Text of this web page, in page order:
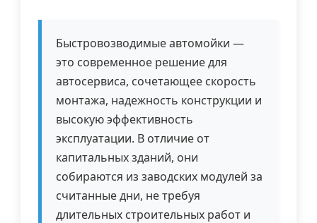
Быстровозводимые автомойки —
это современное решение для
автосервиса, сочетающее скорость
монтажа, надежность конструкции и
высокую эффективность
эксплуатации. В отличие от
капитальных зданий, они
собираются из заводских модулей за
считанные дни, не требуя
длительных строительных работ и